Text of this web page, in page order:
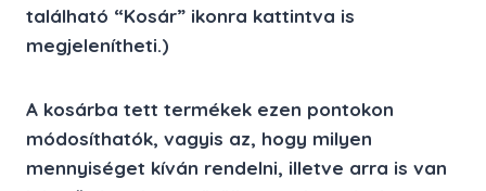
található “Kosár” ikonra kattintva is
megjelenítheti.)
A kosárba tett termékek ezen pontokon
módosíthatók, vagyis az, hogy milyen
mennyiséget kíván rendelni, illetve arra is van